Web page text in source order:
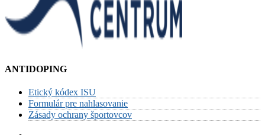
ANTIDOPING
Etický kódex ISU
Formulár pre nahlasovanie
Zásady ochrany športovcov